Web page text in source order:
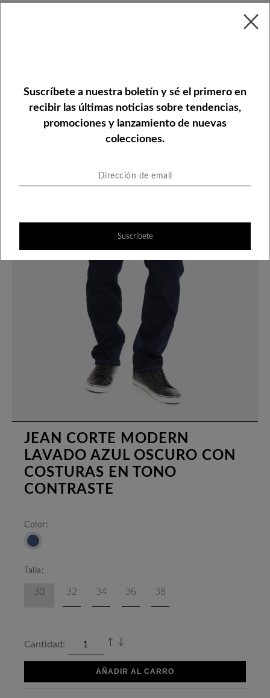
JEAN CORTE MODERN
LAVADO AZUL OSCURO CON
COSTURAS EN TONO
CONTRASTE
Color:
Talla:
30 32 34 36 38
Cantidad:
AÑADIR AL CARRO
Suscríbete a nuestra boletín y sé el primero en
recibir las últimas noticias sobre tendencias,
promociones y lanzamiento de nuevas
colecciones.